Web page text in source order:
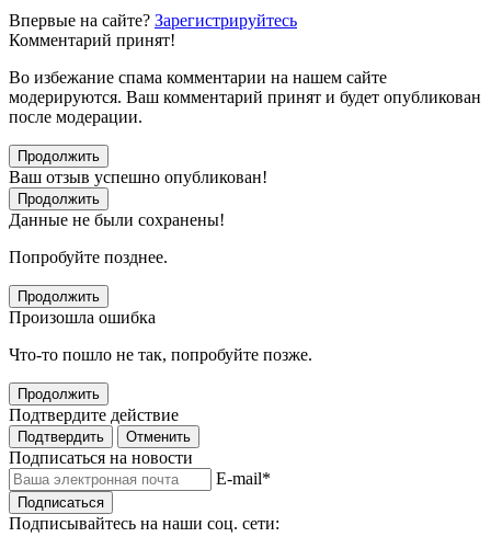
Впервые на сайте? Зарегистрируйтесь
Комментарий принят!
Во избежание спама комментарии на нашем сайте
модерируются. Ваш комментарий принят и будет опубликован
после модерации.
Продолжить
Ваш отзыв успешно опубликован!
Продолжить
Данные не были сохранены!
Попробуйте позднее.
Продолжить
Произошла ошибка
Что-то пошло не так, попробуйте позже.
Продолжить
Подтвердите действие
Подтвердить Отменить
Подписаться на новости
E-mail*
Подписаться
Подписывайтесь на наши соц. сети: